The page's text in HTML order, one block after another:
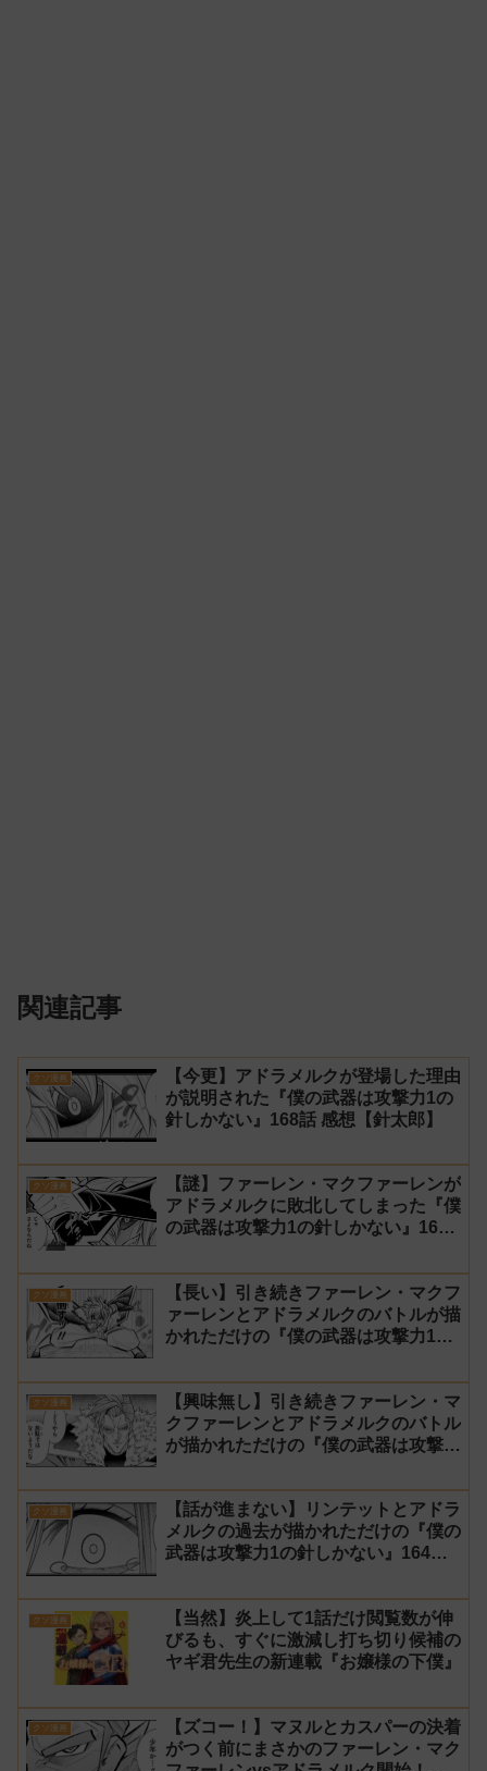
関連記事
クソ漫画
【今更】アドラメルクが登場した理由
が説明された『僕の武器は攻撃力1の
針しかない』168話 感想【針太郎】
クソ漫画
【謎】ファーレン・マクファーレンが
アドラメルクに敗北してしまった『僕
の武器は攻撃力1の針しかない』167
クソ漫画
【長い】引き続きファーレン・マクフ
ァーレンとアドラメルクのバトルが描
かれただけの『僕の武器は攻撃力1の
クソ漫画
【興味無し】引き続きファーレン・マ
クファーレンとアドラメルクのバトル
が描かれただけの『僕の武器は攻撃力
郎】
クソ漫画
【話が進まない】リンテットとアドラ
メルクの過去が描かれただけの『僕の
武器は攻撃力1の針しかない』164話
クソ漫画
【当然】炎上して1話だけ閲覧数が伸
びるも、すぐに激減し打ち切り候補の
ヤギ君先生の新連載『お嬢様の下僕』
クソ漫画
【ズコー！】マヌルとカスパーの決着
がつく前にまさかのファーレン・マク